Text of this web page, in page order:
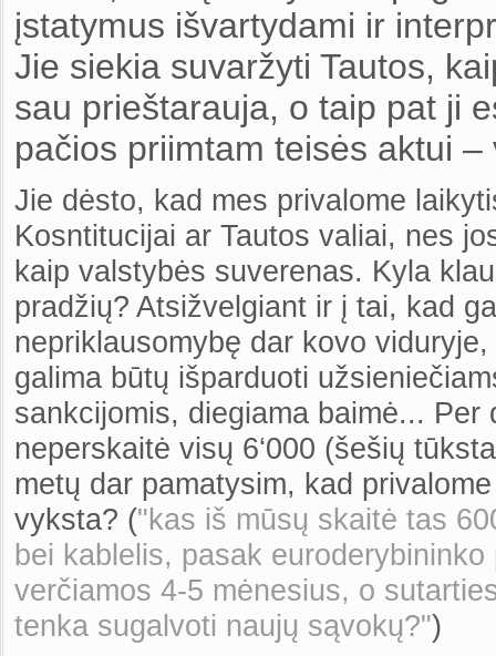
įstatymus išvartydami ir
Jie siekia suvaržyti Tautos,
sau prieštarauja, o taip pat ji
pačios priimtam teisės aktui
Jie dėsto, kad mes privalome
Kosntitucijai ar Tautos valiai, nes
kaip valstybės suverenas. Kyla
pradžių? Atsižvelgiant ir į tai, kad
nepriklausomybę dar kovo
galima būtų išparduoti
sankcijomis, diegiama baimė...
neperskaitė visų 6‘000 (šešių
metų dar pamatysim, kad
vyksta? ("kas iš mūsų skaitė tas
bei kablelis, pasak
verčiamos 4-5 mėnesius, o
tenka sugalvoti naujų sąvokų?")